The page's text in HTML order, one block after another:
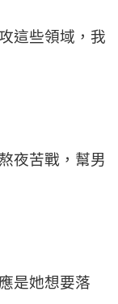
這些領域，我
夜苦戰，幫男
是她想要落